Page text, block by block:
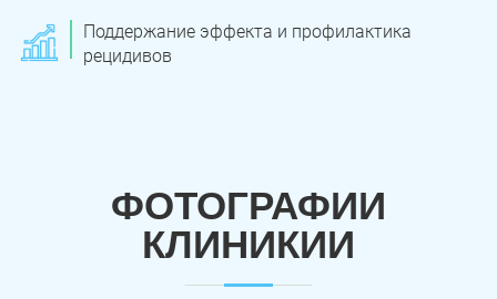
Поддержание эффекта и профилактика
рецидивов
ФОТОГРАФИИ
КЛИНИКИИ